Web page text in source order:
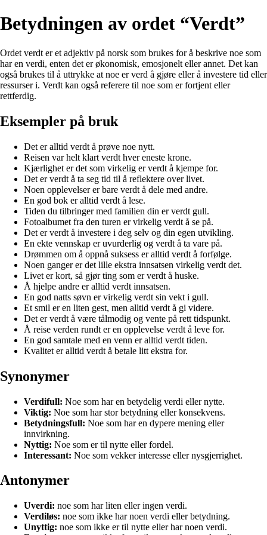
Betydningen av ordet “Verdt”
Ordet verdt er et adjektiv på norsk som brukes for å beskrive noe som
har en verdi, enten det er økonomisk, emosjonelt eller annet. Det kan
også brukes til å uttrykke at noe er verd å gjøre eller å investere tid eller
ressurser i. Verdt kan også referere til noe som er fortjent eller
rettferdig.
Eksempler på bruk
Det er alltid verdt å prøve noe nytt.
Reisen var helt klart verdt hver eneste krone.
Kjærlighet er det som virkelig er verdt å kjempe for.
Det er verdt å ta seg tid til å reflektere over livet.
Noen opplevelser er bare verdt å dele med andre.
En god bok er alltid verdt å lese.
Tiden du tilbringer med familien din er verdt gull.
Fotoalbumet fra den turen er virkelig verdt å se på.
Det er verdt å investere i deg selv og din egen utvikling.
En ekte vennskap er uvurderlig og verdt å ta vare på.
Drømmen om å oppnå suksess er alltid verdt å forfølge.
Noen ganger er det lille ekstra innsatsen virkelig verdt det.
Livet er kort, så gjør ting som er verdt å huske.
Å hjelpe andre er alltid verdt innsatsen.
En god natts søvn er virkelig verdt sin vekt i gull.
Et smil er en liten gest, men alltid verdt å gi videre.
Det er verdt å være tålmodig og vente på rett tidspunkt.
Å reise verden rundt er en opplevelse verdt å leve for.
En god samtale med en venn er alltid verdt tiden.
Kvalitet er alltid verdt å betale litt ekstra for.
Synonymer
Verdifull: Noe som har en betydelig verdi eller nytte.
Viktig: Noe som har stor betydning eller konsekvens.
Betydningsfull: Noe som har en dypere mening eller
innvirkning.
Nyttig: Noe som er til nytte eller fordel.
Interessant: Noe som vekker interesse eller nysgjerrighet.
Antonymer
Uverdi: noe som har liten eller ingen verdi.
Verdiløs: noe som ikke har noen verdi eller betydning.
Unyttig: noe som ikke er til nytte eller har noen verdi.